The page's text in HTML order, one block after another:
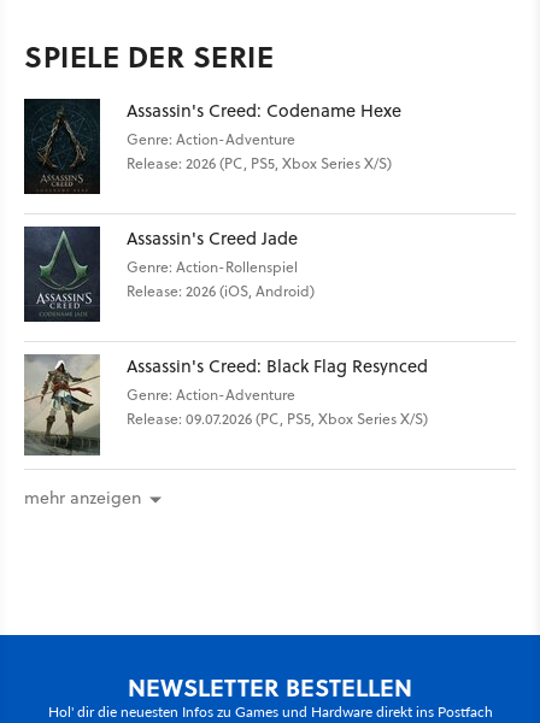
SPIELE DER SERIE
Assassin's Creed: Codename Hexe
Genre: Action-Adventure
Release: 2026 (PC, PS5, Xbox Series X/S)
Assassin's Creed Jade
Genre: Action-Rollenspiel
Release: 2026 (iOS, Android)
Assassin's Creed: Black Flag Resynced
Genre: Action-Adventure
Release: 09.07.2026 (PC, PS5, Xbox Series X/S)
mehr anzeigen
NEWSLETTER BESTELLEN
Hol' dir die neuesten Infos zu Games und Hardware direkt ins Postfach